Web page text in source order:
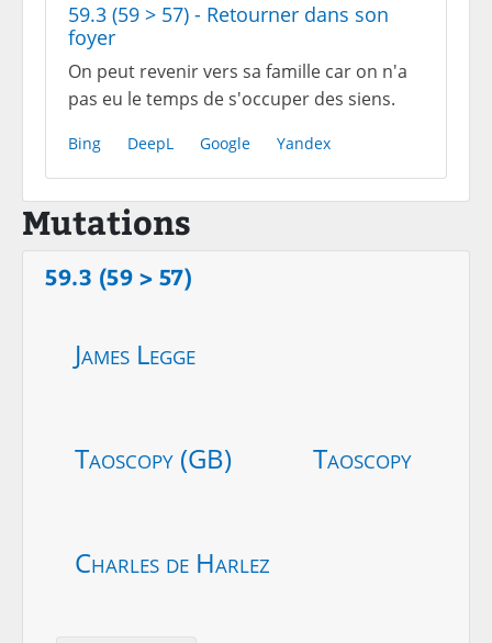
59.3 (59 > 57) - Retourner dans son
foyer
On peut revenir vers sa famille car on n'a
pas eu le temps de s'occuper des siens.
Bing DeepL Google Yandex
Mutations
59.3 (59 > 57)
James Legge
Taoscopy (GB) Taoscopy
Charles de Harlez